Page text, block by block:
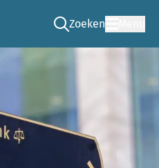
Zoeken
Ga naar de zoek